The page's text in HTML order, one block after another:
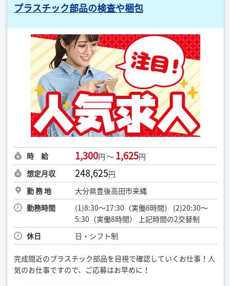
プラスチック部品の検査や梱包
時 給 1,300円 ～ 1,625円
想定月収
248,625円
勤 務 地
大分県豊後高田市来縄
勤務時間
(1)8:30～17:30（実働8時間） (2)20:30～
5:30（実働8時間） 上記時間の2交替制
休日
日・シフト制
完成間近のプラスチック部品を目視で確認していくお仕事！人
気のお仕事ですので、ご応募はお早めに！